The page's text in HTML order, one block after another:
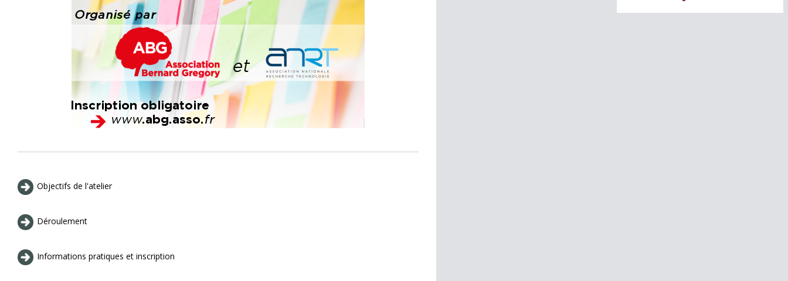
Objectifs de l'atelier
Déroulement
Informations pratiques et inscription